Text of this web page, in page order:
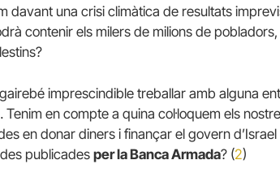
davant una crisi climàtica de resultats
contenir els milers de milions de pobladors,
imprescindible treballar amb alguna
en compte a quina col·loquem els
en donar diners i finançar el govern
publicades per la Banca Armada? (2)